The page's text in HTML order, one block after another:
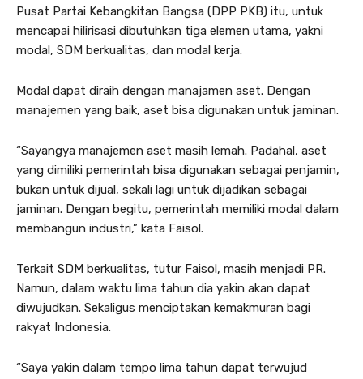
Pusat Partai Kebangkitan Bangsa (DPP PKB) itu, untuk
mencapai hilirisasi dibutuhkan tiga elemen utama, yakni
modal, SDM berkualitas, dan modal kerja.
Modal dapat diraih dengan manajamen aset. Dengan
manajemen yang baik, aset bisa digunakan untuk jaminan.
“Sayangya manajemen aset masih lemah. Padahal, aset
yang dimiliki pemerintah bisa digunakan sebagai penjamin,
bukan untuk dijual, sekali lagi untuk dijadikan sebagai
jaminan. Dengan begitu, pemerintah memiliki modal dalam
membangun industri,” kata Faisol.
Terkait SDM berkualitas, tutur Faisol, masih menjadi PR.
Namun, dalam waktu lima tahun dia yakin akan dapat
diwujudkan. Sekaligus menciptakan kemakmuran bagi
rakyat Indonesia.
“Saya yakin dalam tempo lima tahun dapat terwujud